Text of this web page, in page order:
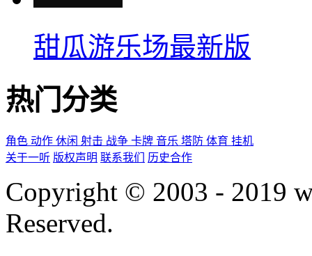
甜瓜游乐场最新版
热门分类
角色 动作 休闲 射击 战争 卡牌 音乐 塔防 体育 挂机
关于一听 版权声明 联系我们 历史合作
Copyright © 2003 - 2019
Reserved.